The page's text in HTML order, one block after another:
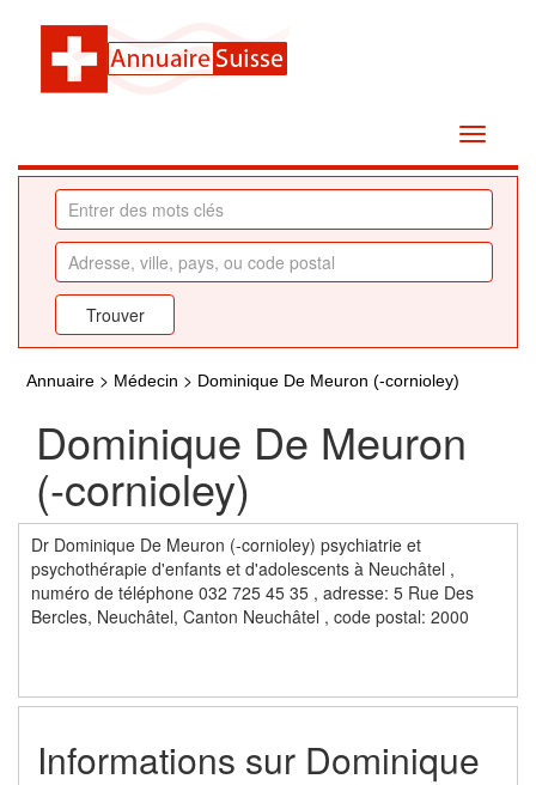
Annuaire > Médecin > Dominique De Meuron (-cornioley)
Dominique De Meuron
(-cornioley)
Dr Dominique De Meuron (-cornioley) psychiatrie et
psychothérapie d'enfants et d'adolescents à Neuchâtel ,
numéro de téléphone 032 725 45 35 , adresse: 5 Rue Des
Bercles, Neuchâtel, Canton Neuchâtel , code postal: 2000
Informations sur Dominique